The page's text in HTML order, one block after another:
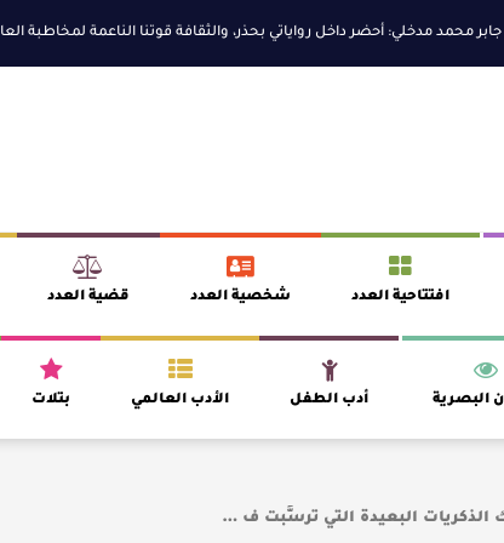
مدخلي: أحضر داخل رواياتي بحذر، والثقافة قوتنا الناعمة لمخاطبة العالم.
افتتاحية العدد شخصية العدد قضية العدد
البصرية أدب الطفل الأدب العالمي بتلات
الذكريات البعيدة التي ترسَّبت ف …